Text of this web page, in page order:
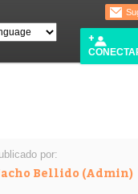
por:
Bellido (Admin)